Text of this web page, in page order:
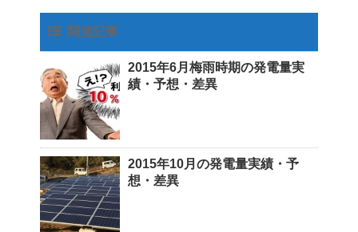
関連記事
2015年6月梅雨時期の発電量実
績・予想・差異
2015年10月の発電量実績・予
想・差異